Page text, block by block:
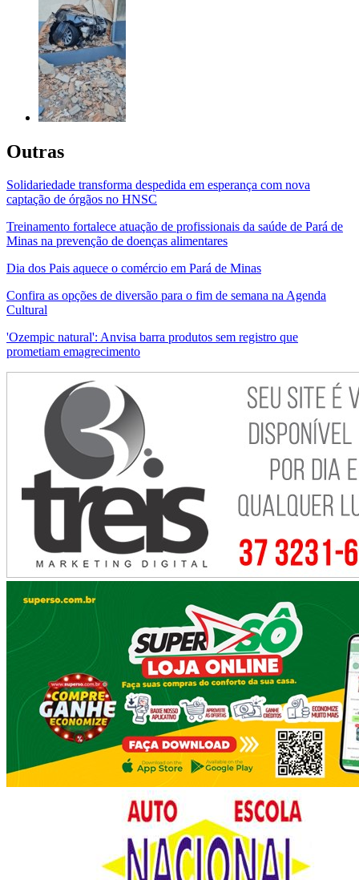
Outras
Solidariedade transforma despedida em esperança com nova
captação de órgãos no HNSC
Treinamento fortalece atuação de profissionais da saúde de Pará de
Minas na prevenção de doenças alimentares
Dia dos Pais aquece o comércio em Pará de Minas
Confira as opções de diversão para o fim de semana na Agenda
Cultural
'Ozempic natural': Anvisa barra produtos sem registro que
prometiam emagrecimento